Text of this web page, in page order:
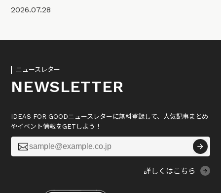
2026.07.28
ニュースレター
NEWSLETTER
IDEAS FOR GOODニュースレターに無料登録して、人気記事まとめ
やイベント情報をGETしよう！

詳しくはこちら